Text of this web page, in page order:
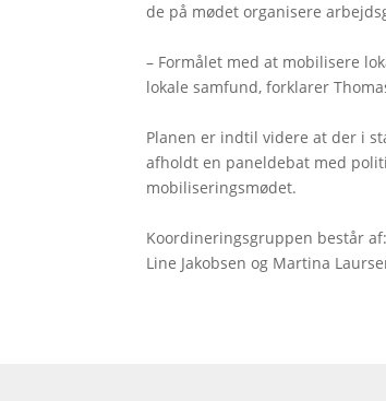
de på mødet organisere
– Formålet med at mobilisere
lokale samfund, forklarer
Planen er indtil videre at der i
afholdt en paneldebat med
mobiliseringsmødet.
Koordineringsgruppen består
Line Jakobsen og Martina